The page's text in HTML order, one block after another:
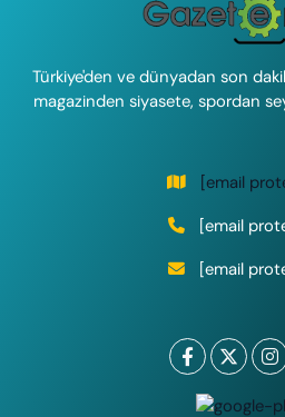
Türkiye'den ve dünyadan son
magazinden siyasete, spordan
[email
[email
[email